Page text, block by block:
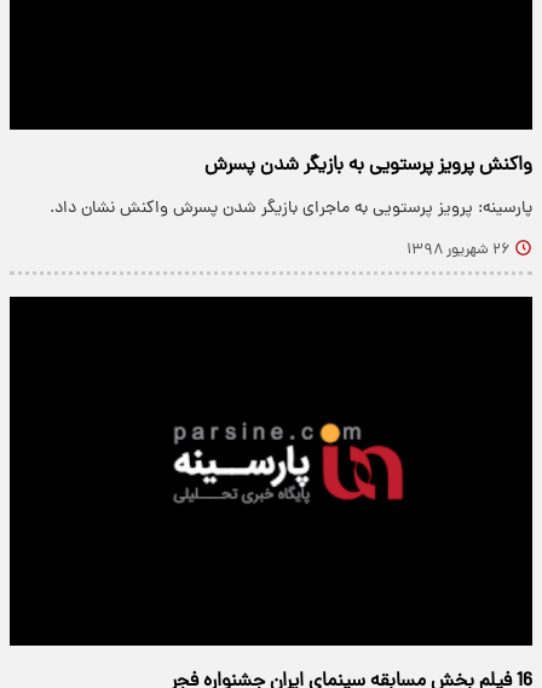
واکنش پرویز پرستویی به بازیگر شدن پسرش
پارسینه: پرویز پرستویی به ماجرای بازیگر شدن پسرش واکنش نشان داد.
۲۶ شهریور ۱۳۹۸
16 فیلم بخش مسابقه سینمای ایران جشنواره‌ فجر